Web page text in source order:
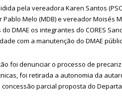
pela vereadora Karen Santos
Pablo Melo (MDB) e vereador Moisés
DMAE os integrantes do CORES
com a manutenção do DMAE
foi denunciar o processo de
foi retirada a autonomia da
parcial proposta do